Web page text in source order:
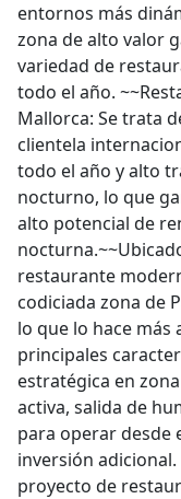
entornos más
zona de alto valor
variedad de
todo el año.
Mallorca: Se trata
clientela
todo el año y alto
nocturno, lo que
alto potencial de
restaurante
codiciada zona de
lo que lo hace más
principales
estratégica en
activa, salida de
para operar desde
inversión
proyecto de